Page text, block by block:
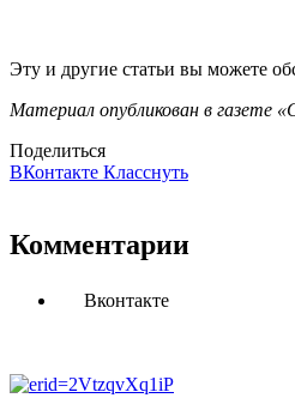
Эту и другие статьи вы можете
Материал опубликован в газете
Поделиться
ВКонтакте Класснуть
Комментарии
Вконтакте